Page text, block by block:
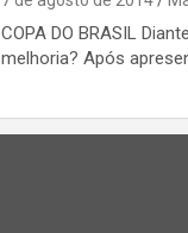
COPA DO BRASIL
melhoria? Após